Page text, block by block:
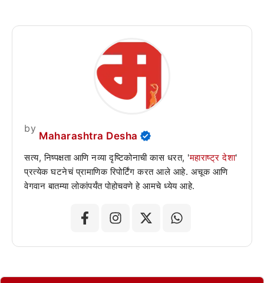
by
Maharashtra Desha
सत्य, निष्पक्षता आणि नव्या दृष्टिकोनाची कास धरत, 'महाराष्ट्र देशा'
प्रत्येक घटनेचं प्रामाणिक रिपोर्टिंग करत आले आहे. अचूक आणि
वेगवान बातम्या लोकांपर्यंत पोहोचवणे हे आमचे ध्येय आहे.